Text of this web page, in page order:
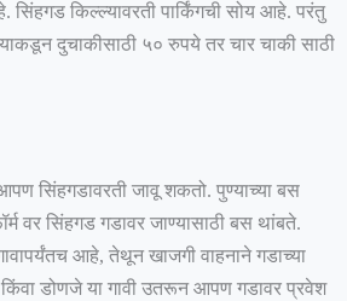
सिंहगड किल्ल्यावरती पार्किंगची सोय आहे. परंतु
दुचाकीसाठी ५० रुपये तर चार चाकी साठी
सिंहगडावरती जावू शकतो. पुण्याच्या बस
वर सिंहगड गडावर जाण्यासाठी बस थांबते.
आहे, तेथून खाजगी वाहनाने गडाच्या
डोणजे या गावी उतरून आपण गडावर प्रवेश